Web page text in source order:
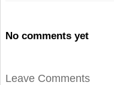
No comments yet
Leave Comments